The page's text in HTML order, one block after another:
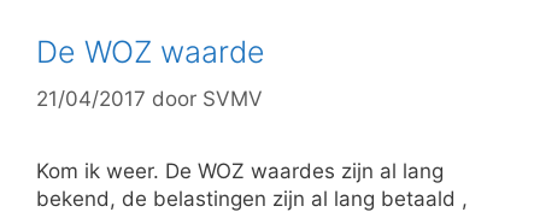
De WOZ waarde
21/04/2017 door SVMV
Kom ik weer. De WOZ waardes zijn al lang
bekend, de belastingen zijn al lang betaald ,